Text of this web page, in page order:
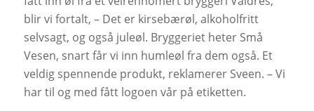
blir vi fortalt, – Det er kirsebærøl, alkoholfritt
selvsagt, og også juleøl. Bryggeriet heter Små
Vesen, snart får vi inn humleøl fra dem også. Et
veldig spennende produkt, reklamerer Sveen. – Vi
har til og med fått logoen vår på etiketten.